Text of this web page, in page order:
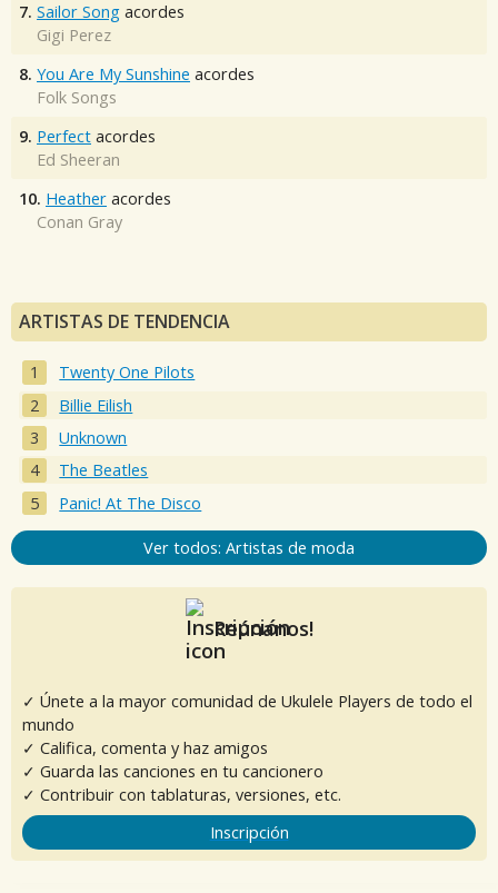
7. Sailor Song acordes
Gigi Perez
8. You Are My Sunshine acordes
Folk Songs
9. Perfect acordes
Ed Sheeran
10. Heather acordes
Conan Gray
ARTISTAS DE TENDENCIA
Twenty One Pilots
Billie Eilish
Unknown
The Beatles
Panic! At The Disco
Ver todos: Artistas de moda
Reúnanos!
✓ Únete a la mayor comunidad de Ukulele Players de todo el
mundo
✓ Califica, comenta y haz amigos
✓ Guarda las canciones en tu cancionero
✓ Contribuir con tablaturas, versiones, etc.
Inscripción